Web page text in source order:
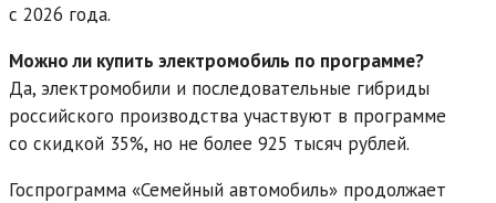
с 2026 года.
Можно ли купить электромобиль по программе?
Да, электромобили и последовательные гибриды
российского производства участвуют в программе
со скидкой 35%, но не более 925 тысяч рублей.
Госпрограмма «Семейный автомобиль» продолжает